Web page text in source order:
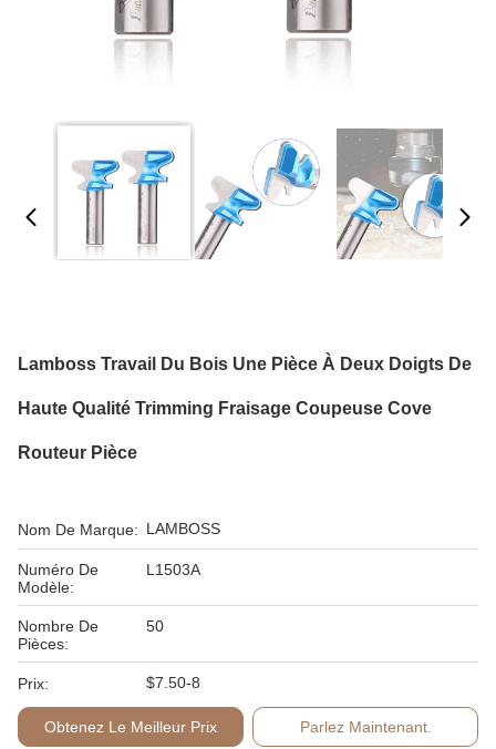
Lamboss Travail Du Bois Une Pièce À Deux Doigts De
Haute Qualité Trimming Fraisage Coupeuse Cove
Routeur Pièce
Nom De Marque: LAMBOSS
Numéro De
Modèle:
L1503A
Nombre De
Pièces:
50
Prix: $7.50-8
Obtenez Le Meilleur Prix Parlez Maintenant.